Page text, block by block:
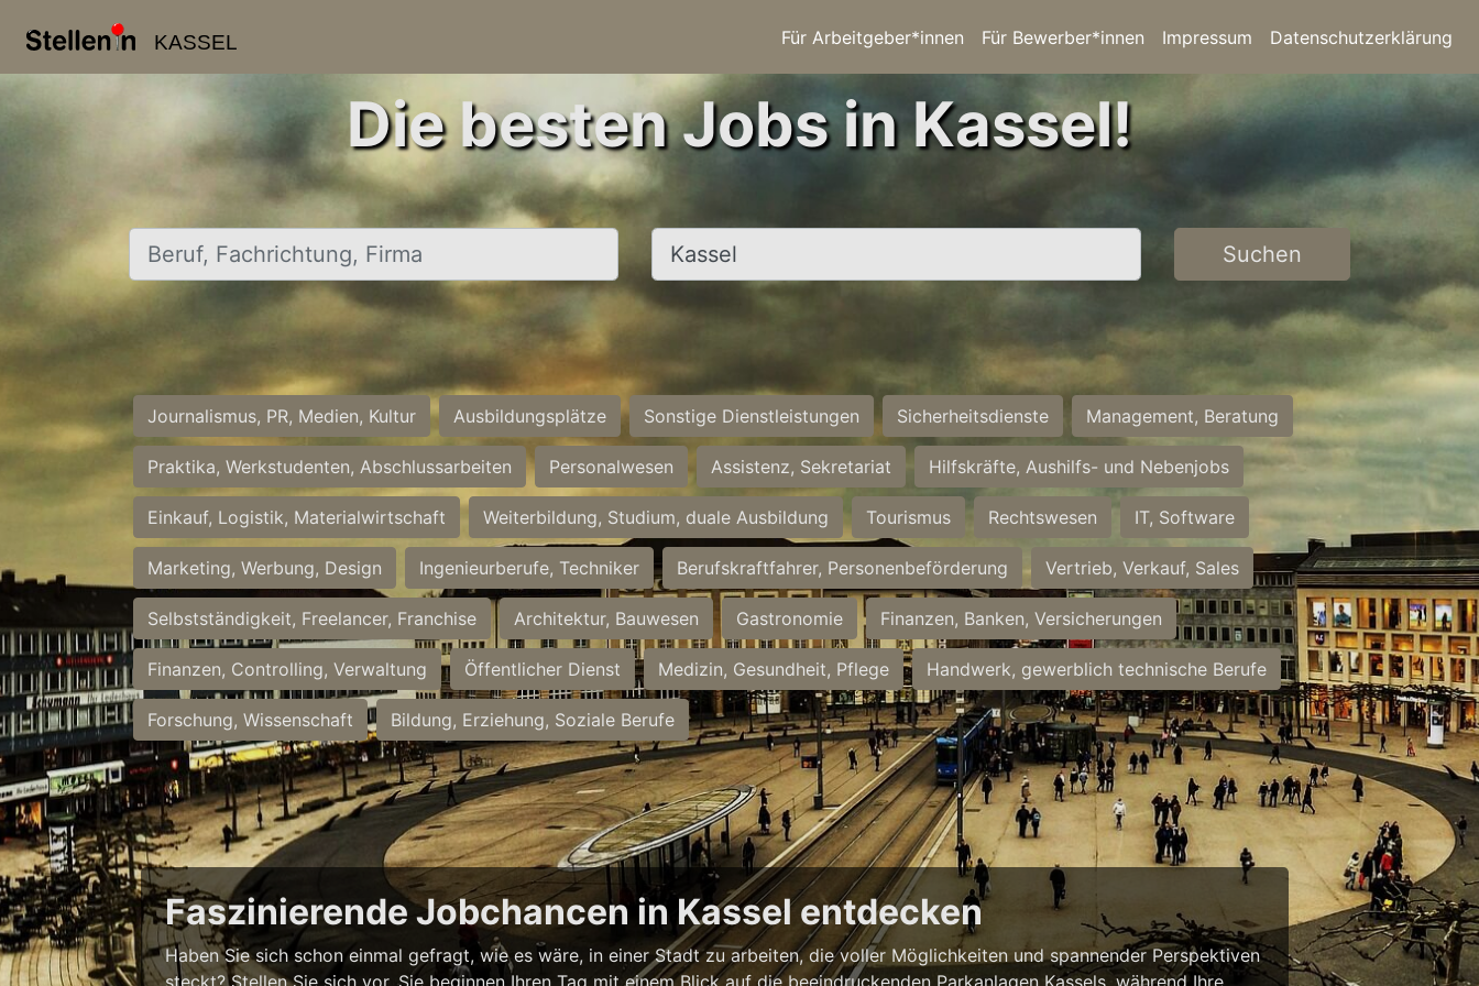
KASSEL Für Arbeitgeber*innen Für Bewerber*innen Impressum Datenschutzerklärung
Die besten Jobs in Kassel!
Beruf, Fachrichtung, Firma Ort, Stadt Suchen
Journalismus, PR, Medien, Kultur Ausbildungsplätze Sonstige Dienstleistungen Sicherheitsdienste Management, Beratung
Praktika, Werkstudenten, Abschlussarbeiten Personalwesen Assistenz, Sekretariat Hilfskräfte, Aushilfs- und Nebenjobs
Einkauf, Logistik, Materialwirtschaft Weiterbildung, Studium, duale Ausbildung Tourismus Rechtswesen IT, Software
Marketing, Werbung, Design Ingenieurberufe, Techniker Berufskraftfahrer, Personenbeförderung Vertrieb, Verkauf, Sales
Selbstständigkeit, Freelancer, Franchise Architektur, Bauwesen Gastronomie Finanzen, Banken, Versicherungen
Finanzen, Controlling, Verwaltung Öffentlicher Dienst Medizin, Gesundheit, Pflege Handwerk, gewerblich technische Berufe
Forschung, Wissenschaft Bildung, Erziehung, Soziale Berufe
Faszinierende Jobchancen in Kassel entdecken
Haben Sie sich schon einmal gefragt, wie es wäre, in einer Stadt zu arbeiten, die voller Möglichkeiten und spannender Perspektiven